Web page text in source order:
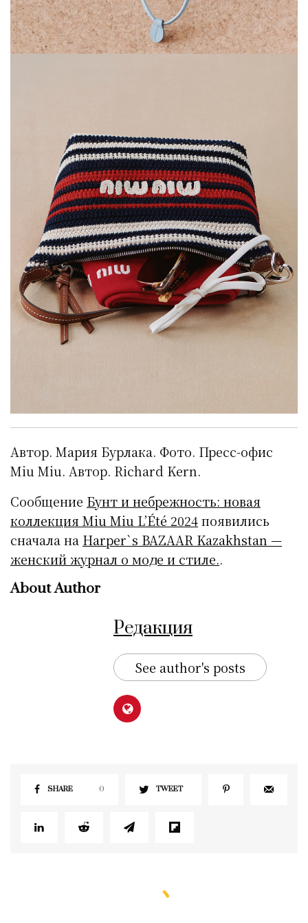
Автор. Мария Бурлака. Фото. Пресс-офис
Miu Miu. Автор. Richard Kern.
Сообщение Бунт и небрежность: новая
коллекция Miu Miu L’Été 2024появились
сначала на Harper`s BAZAAR Kazakhstan —
женский журнал о моде и стиле..
About Author
Редакция
See author's posts
SHARE 0 TWEET